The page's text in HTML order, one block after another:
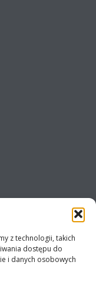
z technologii, takich
dostępu do
i danych osobowych